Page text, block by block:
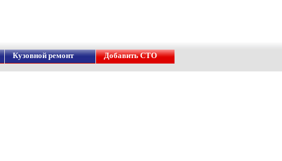
Кузовной ремонт Добавить СТО